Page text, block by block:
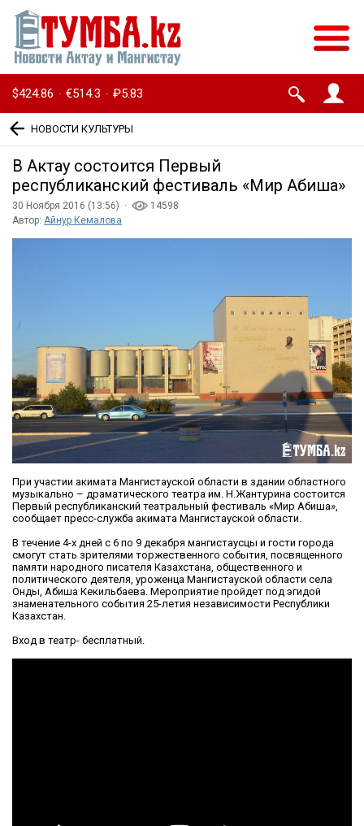
$424.86 · €514.3 · ₽5.83
НОВОСТИ КУЛЬТУРЫ
В Актау состоится Первый
республиканский фестиваль «Мир Абиша»
30 Ноября 2016 (13:56) ·
14598
Автор: Айнур Кемалова
При участии акимата Мангистауской области в здании областного
музыкально – драматического театра им. Н.Жантурина состоится
Первый республиканский театральный фестиваль «Мир Абиша»,
сообщает пресс-служба акимата Мангистауской области.
В течение 4-х дней с 6 по 9 декабря мангистаусцы и гости города
смогут стать зрителями торжественного события, посвященного
памяти народного писателя Казахстана, общественного и
политического деятеля, уроженца Мангистауской области села
Онды, Абиша Кекильбаева. Мероприятие пройдет под эгидой
знаменательного события 25-летия независимости Республики
Казахстан.
Вход в театр- бесплатный.